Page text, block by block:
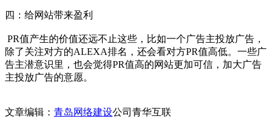
四：给网站带来盈利
PR值产生的价值还远不止这些，比如一个广告主投放广告，
除了关注对方的ALEXA排名，还会看对方PR值高低。一些广
告主潜意识里，也会觉得PR值高的网站更加可信，加大广告
主投放广告的意愿。
文章编辑： 青岛网络建设公司青华互联